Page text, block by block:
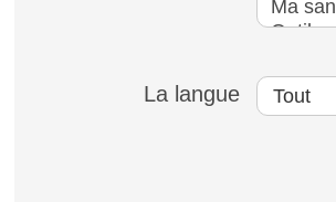
La langue